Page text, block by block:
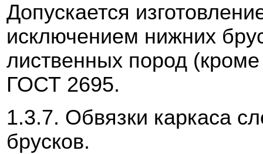
Допускается
исключением нижних
лиственных пород
ГОСТ 2695.
1.3.7. Обвязки каркаса
брусков.